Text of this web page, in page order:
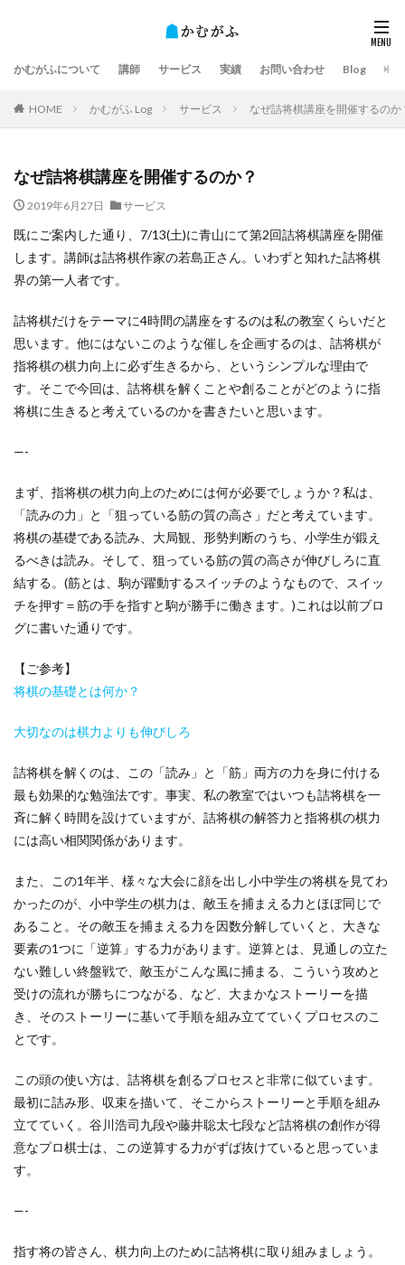
かむがふについて 講師 サービス 実績 お問い合わせ Blog
HOME かむがふ Log サービス なぜ詰将棋講座を開催するのか
なぜ詰将棋講座を開催するのか？
2019年6月27日 サービス
既にご案内した通り、7/13(土)に青山にて第2回詰将棋講座を開催
します。講師は詰将棋作家の若島正さん。いわずと知れた詰将棋
界の第一人者です。
詰将棋だけをテーマに4時間の講座をするのは私の教室くらいだと
思います。他にはないこのような催しを企画するのは、詰将棋が
指将棋の棋力向上に必ず生きるから、というシンプルな理由で
す。そこで今回は、詰将棋を解くことや創ることがどのように指
将棋に生きると考えているのかを書きたいと思います。
—-
まず、指将棋の棋力向上のためには何が必要でしょうか？私は、
「読みの力」と「狙っている筋の質の高さ」だと考えています。
将棋の基礎である読み、大局観、形勢判断のうち、小学生が鍛え
るべきは読み。そして、狙っている筋の質の高さが伸びしろに直
結する。(筋とは、駒が躍動するスイッチのようなもので、スイッ
チを押す＝筋の手を指すと駒が勝手に働きます。)これは以前ブロ
グに書いた通りです。
【ご参考】
将棋の基礎とは何か？
大切なのは棋力よりも伸びしろ
詰将棋を解くのは、この「読み」と「筋」両方の力を身に付ける
最も効果的な勉強法です。事実、私の教室ではいつも詰将棋を一
斉に解く時間を設けていますが、詰将棋の解答力と指将棋の棋力
には高い相関関係があります。
また、この1年半、様々な大会に顔を出し小中学生の将棋を見てわ
かったのが、小中学生の棋力は、敵玉を捕まえる力とほぼ同じで
あること。その敵玉を捕まえる力を因数分解していくと、大きな
要素の1つに「逆算」する力があります。逆算とは、見通しの立た
ない難しい終盤戦で、敵玉がこんな風に捕まる、こういう攻めと
受けの流れが勝ちにつながる、など、大まかなストーリーを描
き、そのストーリーに基いて手順を組み立てていくプロセスのこ
とです。
この頭の使い方は、詰将棋を創るプロセスと非常に似ています。
最初に詰み形、収束を描いて、そこからストーリーと手順を組み
立てていく。谷川浩司九段や藤井聡太七段など詰将棋の創作が得
意なプロ棋士は、この逆算する力がずば抜けていると思っていま
す。
—-
指す将の皆さん、棋力向上のために詰将棋に取り組みましょう。